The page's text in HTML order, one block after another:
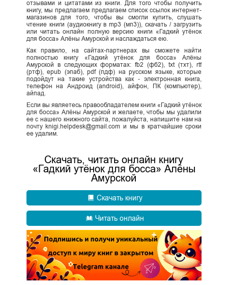
отзывами и цитатами из книги. Для того чтобы получить
книгу, мы предлагаем предлагаем список ссылок интернет-
магазинов для того, чтобы вы смогли купить, слушать
чтение книги (аудиокнигу в mp3 (мп3)), скачать / загрузить
или читать онлайн полную версию книги «Гадкий утёнок
для босса» Алёны Амурской и наслаждаться ею.
Как правило, на сайтах-партнерах вы сможете найти
полностью книгу «Гадкий утёнок для босса» Алёны
Амурской в следующих форматах: fb2 (фб2), txt (тхт), rtf
(ртф), epub (эпаб), pdf (пдф) на русском языке, которые
подойдут на такие устройства как - электронная книга,
телефон на Андроид (android), айфон, ПК (компьютер),
айпад.
Если вы являетесь правообладателем книги «Гадкий утёнок
для босса» Алёны Амурской и желаете, чтобы мы удалили
ее с нашего книжного сайта, пожалуйста, напишите нам на
почту knigi.helpdesk@gmail.com и мы в кратчайшие сроки
ее удалим.
Скачать, читать онлайн книгу
«Гадкий утёнок для босса» Алёны
Амурской
Скачать книгу
Читать онлайн